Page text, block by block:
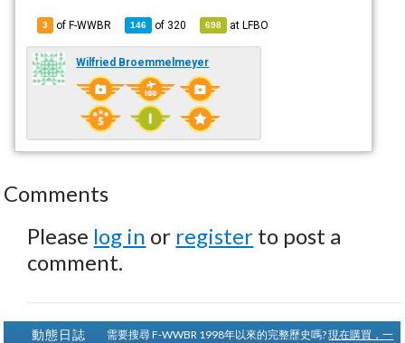
3 of F-WWBR 146 of 320 698 atLFBO
Wilfried Broemmelmeyer
Comments
Please log in or register to post a
comment.
動態日誌 需要搜尋 F-WWBR 1998年以來的完整歷史嗎?現在購買，一